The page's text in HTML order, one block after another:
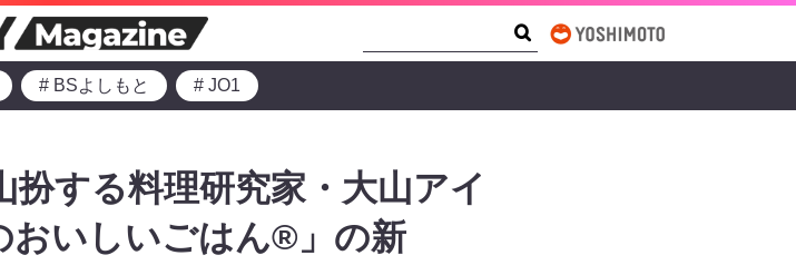
# BSよしもと # JO1
する料理研究家・大山アイ
おいしいごはん®」の新